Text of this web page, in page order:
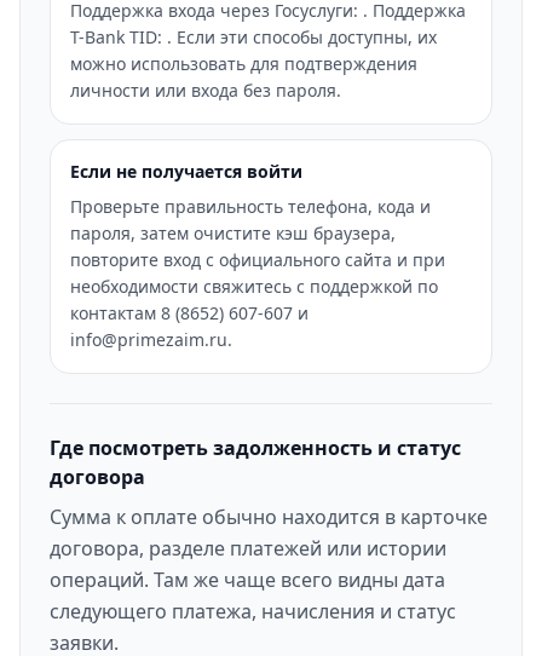
Поддержка входа через Госуслуги: . Поддержка
T-Bank TID: . Если эти способы доступны, их
можно использовать для подтверждения
личности или входа без пароля.
Если не получается войти
Проверьте правильность телефона, кода и
пароля, затем очистите кэш браузера,
повторите вход с официального сайта и при
необходимости свяжитесь с поддержкой по
контактам 8 (8652) 607-607 и
info@primezaim.ru.
Где посмотреть задолженность и статус
договора
Сумма к оплате обычно находится в карточке
договора, разделе платежей или истории
операций. Там же чаще всего видны дата
следующего платежа, начисления и статус
заявки.